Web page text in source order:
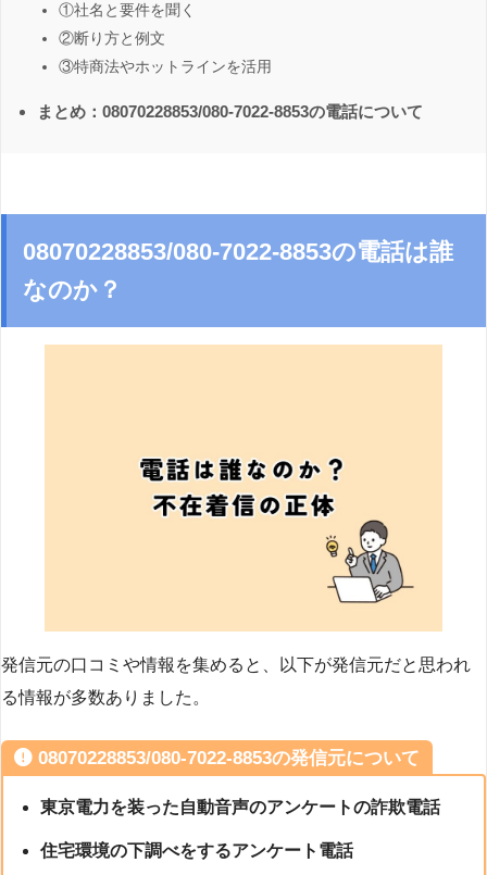
①社名と要件を聞く
②断り方と例文
③特商法やホットラインを活用
まとめ：08070228853/080-7022-8853の電話について
08070228853/080-7022-8853の電話は誰
なのか？
発信元の口コミや情報を集めると、以下が発信元だと思われ
る情報が多数ありました。
08070228853/080-7022-8853の発信元について
東京電力を装った自動音声のアンケートの詐欺電話
住宅環境の下調べをするアンケート電話